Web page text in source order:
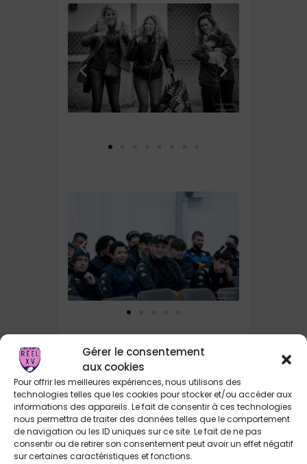
Gérer le consentement
aux cookies
Pour offrir les meilleures expériences, nous utilisons des
technologies telles que les cookies pour stocker et/ou accéder aux
informations des appareils. Le fait de consentir à ces technologies
nous permettra de traiter des données telles que le comportement
de navigation ou les ID uniques sur ce site. Le fait de ne pas
consentir ou de retirer son consentement peut avoir un effet négatif
sur certaines caractéristiques et fonctions.
Arbitrage
CMRS XV
Enfin, une mention spéciale à tous
nos jeunes du CMRS XV qui ont joué
le jeu en l’arbitrant durant toute la
journée !